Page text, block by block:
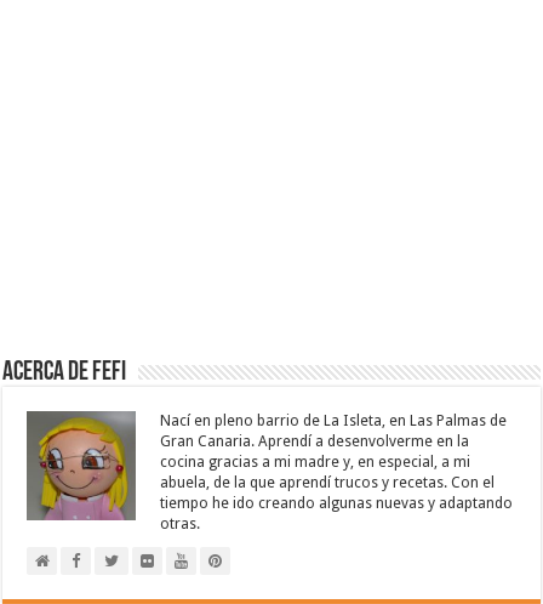
Acerca de Fefi
Nací en pleno barrio de La Isleta, en Las Palmas de
Gran Canaria. Aprendí a desenvolverme en la
cocina gracias a mi madre y, en especial, a mi
abuela, de la que aprendí trucos y recetas. Con el
tiempo he ido creando algunas nuevas y adaptando
otras.